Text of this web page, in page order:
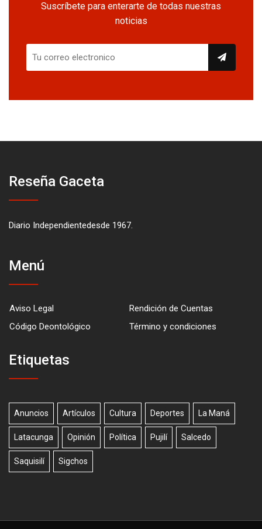
Suscríbete para enterarte de todas nuestras
noticias
Reseña Gaceta
Diario Independientedesde 1967.
Menú
Aviso Legal
Rendición de Cuentas
Código Deontológico
Término y condiciones
Etiquetas
Anuncios Artículos Cultura Deportes La Maná
Latacunga Opinión Política Pujilí Salcedo
Saquisilí Sigchos